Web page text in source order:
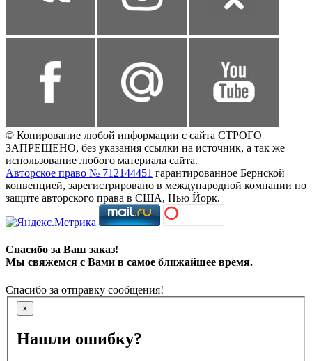
© Копирование любой информации с сайта СТРОГО
ЗАПРЕЩЕНО, без указания ссылки на источник, а так же
использование любого материала сайта.
Авторское право № 712144451 гарантированное Бернской
конвенцией, зарегистрировано в международной компании по
защите авторского права в США, Нью Йорк.
Спасибо за Ваш заказ!
Мы свяжемся с Вами в самое ближайшее время.
Спасибо за отправку сообщения!
×
Нашли ошибку?